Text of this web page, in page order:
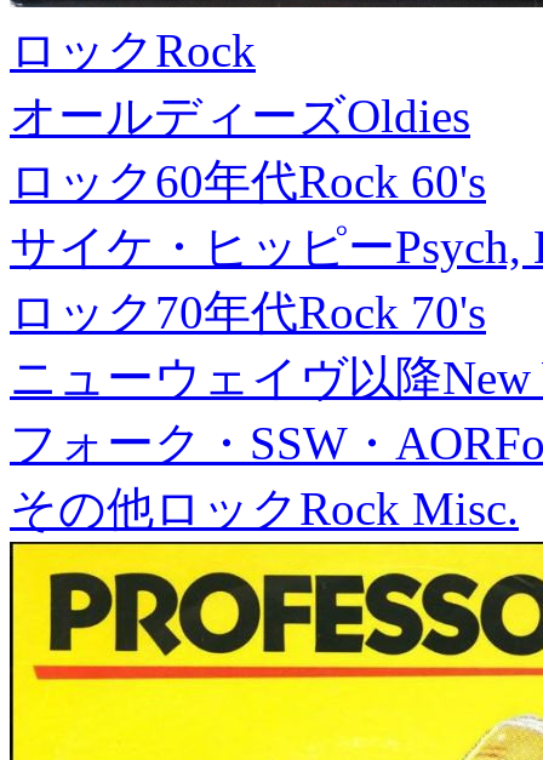
ロックRock
オールディーズOldies
ロック60年代Rock 60's
サイケ・ヒッピーPsych,
ロック70年代Rock 70's
ニューウェイヴ以降New
フォーク・SSW・AOR
その他ロックRock Misc.